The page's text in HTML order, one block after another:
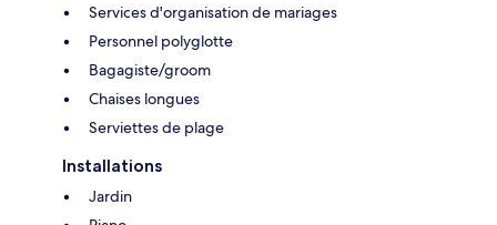
Services d'organisation de mariages
Personnel polyglotte
Bagagiste/groom
Chaises longues
Serviettes de plage
Installations
Jardin